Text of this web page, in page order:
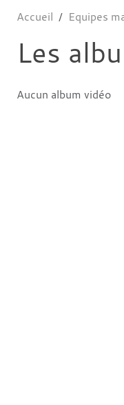
Accueil Equipes
Les
Aucun album vidéo